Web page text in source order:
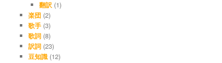
翻訳 (1)
楽団(2)
歌手(3)
歌詞(8)
訳詞(23)
豆知識(12)